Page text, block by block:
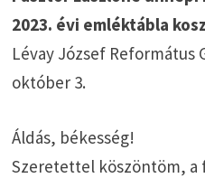
2023. évi emléktábla
Lévay József Református
október 3.
Áldás, békesség!
Szeretettel köszöntöm, a